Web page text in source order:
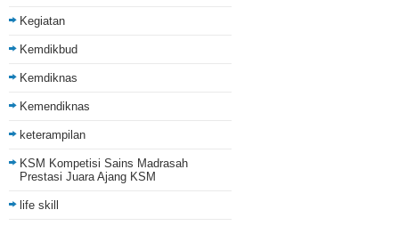
Kegiatan
Kemdikbud
Kemdiknas
Kemendiknas
keterampilan
KSM Kompetisi Sains Madrasah
Prestasi Juara Ajang KSM
life skill